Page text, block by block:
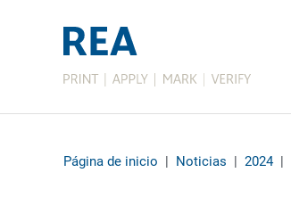
Página de inicio | Noticias | 2024 |